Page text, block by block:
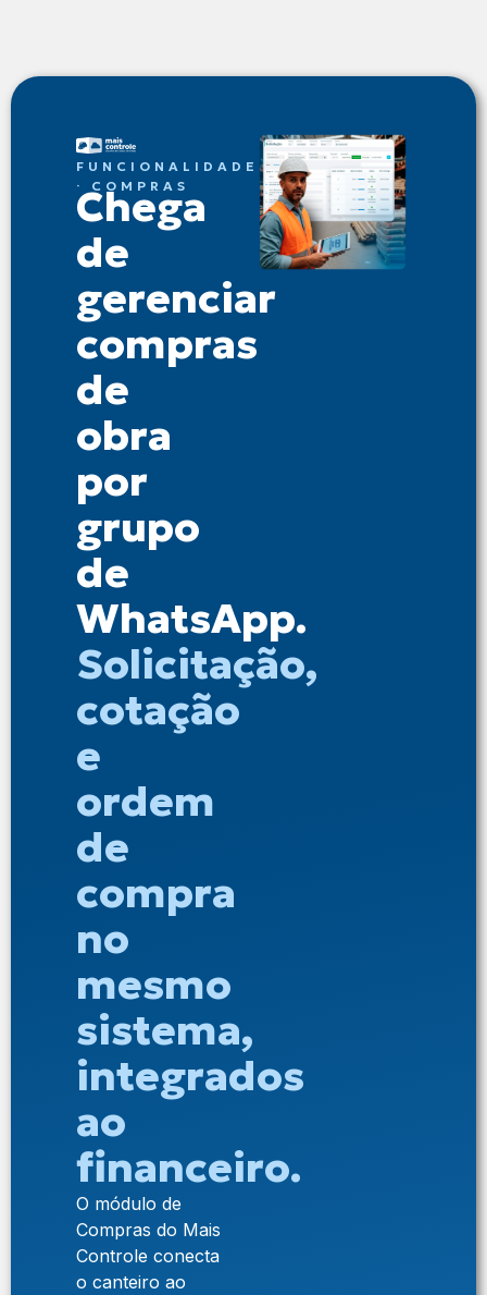
FUNCIONALIDADE
· COMPRAS
Chega
de
gerenciar
compras
de
obra
por
grupo
de
WhatsApp.
Solicitação,
cotação
e
ordem
de
compra
no
mesmo
sistema,
integrados
ao
financeiro.
O módulo de
Compras do Mais
Controle conecta
o canteiro ao